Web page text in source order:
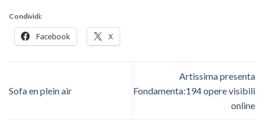
Condividi:
Facebook X
Sofa en plein air
Artissima presenta
Fondamenta:194 opere visibili
online